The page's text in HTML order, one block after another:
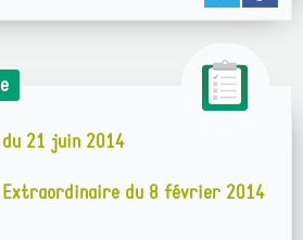
21 juin 2014
Extraordinaire du 8 février 2014